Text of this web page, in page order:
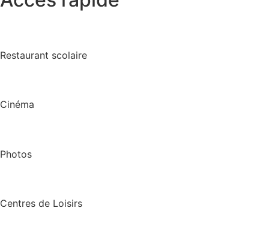
Restaurant scolaire
Cinéma
Photos
Centres de Loisirs